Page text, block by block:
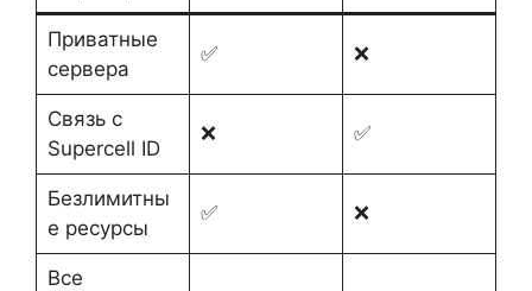
Приватные
сервера
✅ ❌
Связь с
Supercell ID
❌ ✅
Безлимитны
е ресурсы
✅ ❌
Все